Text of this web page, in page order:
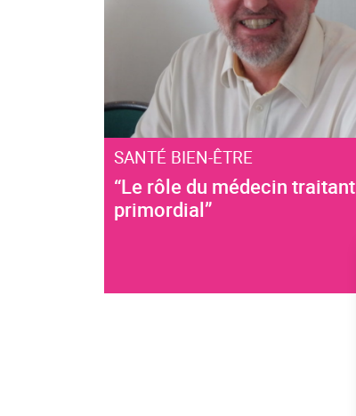
SANTÉ BIEN-ÊTRE
“Le rôle du médecin
primordial”